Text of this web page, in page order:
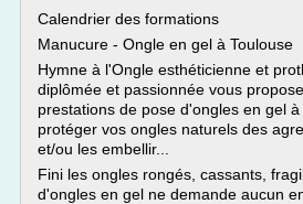
Calendrier des formations
Manucure - Ongle en gel à Toulouse
Hymne à l'Ongle esthéticienne et
diplômée et passionnée vous
prestations de pose d'ongles en gel
protéger vos ongles naturels des
et/ou les embellir...
Fini les ongles rongés, cassants,
d'ongles en gel ne demande aucun